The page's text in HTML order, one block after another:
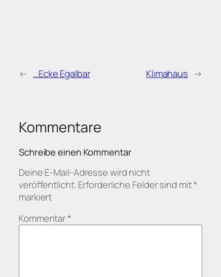
← …Ecke Egalbar Klimahaus →
Kommentare
Schreibe einen Kommentar
Deine E-Mail-Adresse wird nicht
veröffentlicht.Erforderliche Felder sind mit*
markiert
Kommentar*